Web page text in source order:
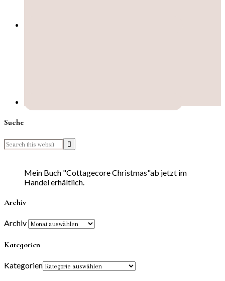
Suche
Mein Buch "Cottagecore Christmas"ab jetzt im
Handel erhältlich.
Archiv
Archiv
Kategorien
Kategorien